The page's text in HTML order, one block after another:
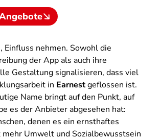
Einfluss nehmen. Sowohl die
der App als auch ihre
Gestaltung signalisieren, dass viel
in Earnestgeflossen ist.
Name bringt auf den Punkt, auf
es der Anbieter abgesehen hat:
denen es ein ernsthaftes
Umwelt und Sozialbewusstsein